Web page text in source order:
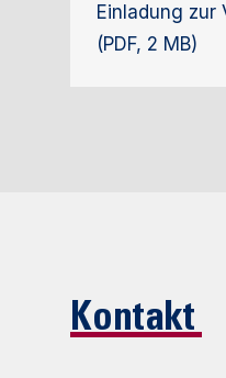
Einladung zur
(PDF, 2 MB)
Kontakt